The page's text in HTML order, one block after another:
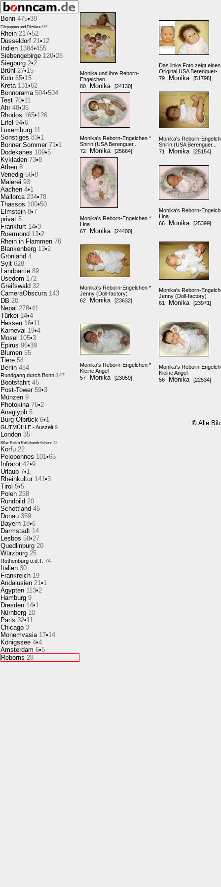
Bonn 475•39
Filzpuppen und Filztiere 615
Rhein 217•52
Düsseldorf 21•12
Indien 1384•455
Siebengebirge 120•28
Siegburg 2•2
Brühl 27•15
Köln 65•15
Kreta 131•62
Bonnorama 504•504
Test 70•11
Ahr 48•36
Rhodos 165•126
Eifel 94•6
Luxemburg 11
Sonstiges 83•1
Bonner Sommer 71•1
Dodekanes 109•5
Kykladen 73•8
Athen 8
Venedig 56•8
Malerei 93
Aachen 4•1
Mallorca 234•78
Thassos 100•50
Elmstein 8•7
privat 5
Frankfurt 14•3
Roermond 13•2
Rhein in Flammen 76
Blankenberg 13•2
Grönland 4
Sylt 628
Landpartie 89
Usedom 172
Greifswald 32
CameraObscura 143
DB 20
Nepal 278•41
Türkei 14•4
Hessen 16•11
Karneval 19•4
Mosel 105•3
Epirus 96•39
Blumen 55
Tiere 54
Berlin 484
Rundgang durch Bonn 147
Bootsfahrt 45
Post-Tower 59•3
Münzen 9
Photokina 76•2
Anaglyph 5
Burg Olbrück 6•1
GUTMÜHLE - Auszeit 9
London 35
88'er Rck'n Roll,rheinb+b.honn 42
Korfu 22
Peloponnes 101•65
Infrarot 42•9
Urlaub 7•1
Rheinkultur 141•3
Tirol 5•5
Polen 258
Rundbild 20
Schottland 45
Donau 359
Bayern 18•6
Darmstadt 14
Lesbos 58•27
Quedlinburg 20
Würzburg 25
Rothenburg o.d.T. 74
Italien 30
Frankreich 19
Andalusien 21•1
Ägypten 113•2
Hamburg 9
Dresden 14•1
Nürnberg 10
Paris 32•11
Chicago 3
Monemvasia 17•14
Königssee 4•4
Amsterdam 6•5
Reborns 28
Monika und ihre Reborn-
Engelchen
80
Monika [24130]
Das linke Foto zeigt einen
Original USA Berenguer-
79
Monika [51798]
Monika's Reborn-Engelchen *
Shirin (USA Berenguer...
72
Monika [25664]
Monika's Reborn-
Shirin (USA Berenguer...
71
Monika [25154]
Monika's Reborn-Engelchen *
Lina
67
Monika [24400]
Monika's Reborn-
Lina
66
Monika [25399]
Monika's Reborn-Engelchen *
Jenny (Doll-factory)
62
Monika [23632]
Monika's Reborn-
Jenny (Doll-factory)
61
Monika [23971]
Monika's Reborn-Engelchen *
Kleine Angel
57
Monika [23059]
Monika's Reborn-
Kleine Angel
56
Monika [22534]
© Alle